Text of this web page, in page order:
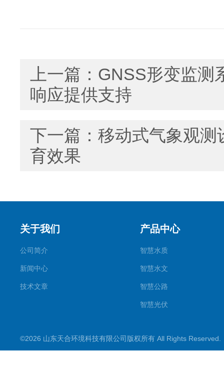
上一篇： GNSS形变监测
响应提供支持
下一篇： 移动式气象观
育效果
关于我们
公司简介
新闻中心
技术文章
产品中心
智慧水质
智慧水文
智慧公路
智慧光伏
智慧农业
©2026 山东天合环境科技有限公司版权所有 All Rights